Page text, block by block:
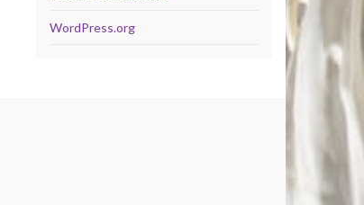
WordPress.org